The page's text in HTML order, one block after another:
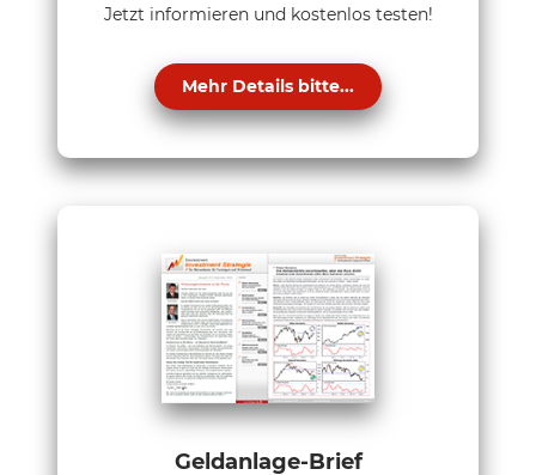
Jetzt informieren und kostenlos testen!
Mehr Details bitte...
Geldanlage-Brief